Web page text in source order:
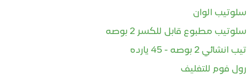
سلوتيب الوان
سلوتيب مطبوع قابل للكسر 2 بوصه
تيب انشائي 2 بوصه - 45 يارده
رول فوم للتغليف